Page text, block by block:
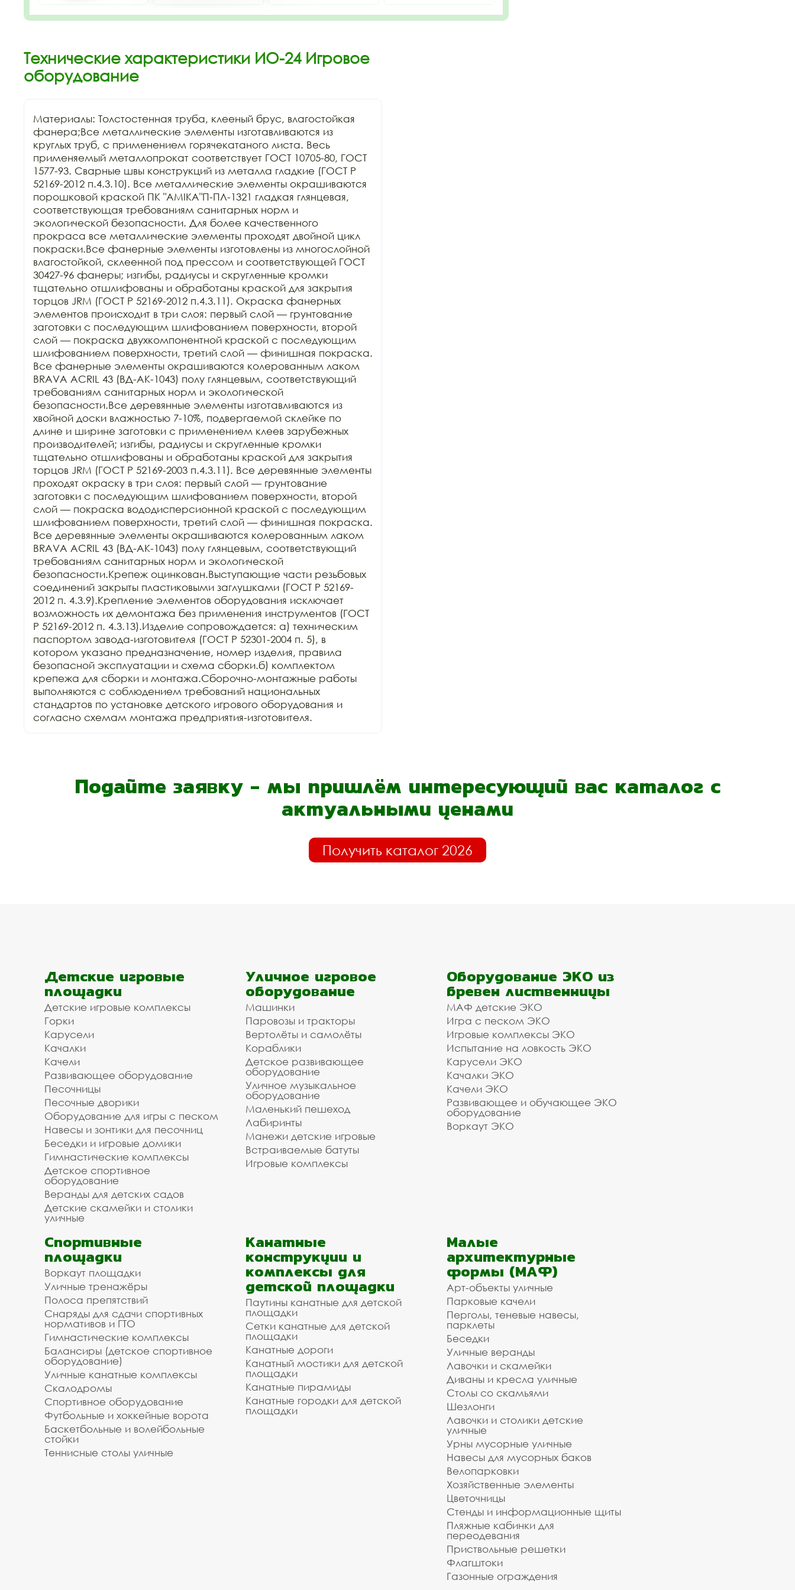
Технические характеристики ИО-24 Игровое
оборудование
Материалы: Толстостенная труба, клееный брус, влагостойкая
фанера;Все металлические элементы изготавливаются из
круглых труб, с применением горячекатаного листа. Весь
применяемый металлопрокат соответствует ГОСТ 10705-80, ГОСТ
1577-93. Сварные швы конструкций из металла гладкие (ГОСТ Р
52169-2012 п.4.3.10). Все металлические элементы окрашиваются
порошковой краской ПК "АМIKA"П-ПЛ-1321 гладкая глянцевая,
соответствующая требованиям санитарных норм и
экологической безопасности. Для более качественного
прокраса все металлические элементы проходят двойной цикл
покраски.Все фанерные элементы изготовлены из многослойной
влагостойкой, склеенной под прессом и соответствующей ГОСТ
30427-96 фанеры; изгибы, радиусы и скругленные кромки
тщательно отшлифованы и обработаны краской для закрытия
торцов JRM (ГОСТ Р 52169-2012 п.4.3.11). Окраска фанерных
элементов происходит в три слоя: первый слой — грунтование
заготовки с последующим шлифованием поверхности, второй
слой — покраска двухкомпонентной краской с последующим
шлифованием поверхности, третий слой — финишная покраска.
Все фанерные элементы окрашиваются колерованным лаком
BRAVA ACRIL 43 (ВД-АК-1043) полу глянцевым, соответствующий
требованиям санитарных норм и экологической
безопасности.Все деревянные элементы изготавливаются из
хвойной доски влажностью 7-10%, подвергаемой склейке по
длине и ширине заготовки с применением клеев зарубежных
производителей; изгибы, радиусы и скругленные кромки
тщательно отшлифованы и обработаны краской для закрытия
торцов JRM (ГОСТ Р 52169-2003 п.4.3.11). Все деревянные элементы
проходят окраску в три слоя: первый слой — грунтование
заготовки с последующим шлифованием поверхности, второй
слой — покраска вододисперсионной краской с последующим
шлифованием поверхности, третий слой — финишная покраска.
Все деревянные элементы окрашиваются колерованным лаком
BRAVA ACRIL 43 (ВД-АК-1043) полу глянцевым, соответствующий
требованиям санитарных норм и экологической
безопасности.Крепеж оцинкован.Выступающие части резьбовых
соединений закрыты пластиковыми заглушками (ГОСТ Р 52169-
2012 п. 4.3.9).Крепление элементов оборудования исключает
возможность их демонтажа без применения инструментов (ГОСТ
Р 52169-2012 п. 4.3.13).Изделие сопровождается: а) техническим
паспортом завода-изготовителя (ГОСТ Р 52301-2004 п. 5), в
котором указано предназначение, номер изделия, правила
безопасной эксплуатации и схема сборки.б) комплектом
крепежа для сборки и монтажа.Сборочно-монтажные работы
выполняются с соблюдением требований национальных
стандартов по установке детского игрового оборудования и
согласно схемам монтажа предприятия-изготовителя.
Подайте заявку - мы пришлём интересующий вас каталог с
актуальными ценами
Получить каталог 2026
Детские игровые
площадки
Детские игровые комплексы
Горки
Карусели
Качалки
Качели
Развивающее оборудование
Песочницы
Песочные дворики
Оборудование для игры с песком
Навесы и зонтики для песочниц
Беседки и игровые домики
Гимнастические комплексы
Детское спортивное
оборудование
Веранды для детских садов
Детские скамейки и столики
уличные
Уличное игровое
оборудование
Машинки
Паровозы и тракторы
Вертолёты и самолёты
Кораблики
Детское развивающее
оборудование
Уличное музыкальное
оборудование
Маленький пешеход
Лабиринты
Манежи детские игровые
Встраиваемые батуты
Игровые комплексы
Оборудование ЭКО из
бревен лиственницы
МАФ детские ЭКО
Игра с песком ЭКО
Игровые комплексы ЭКО
Испытание на ловкость ЭКО
Карусели ЭКО
Качалки ЭКО
Качели ЭКО
Развивающее и обучающее ЭКО
оборудование
Воркаут ЭКО
Спортивные
площадки
Воркаут площадки
Уличные тренажёры
Полоса препятствий
Снаряды для сдачи спортивных
нормативов и ГТО
Гимнастические комплексы
Балансиры (детское спортивное
оборудование)
Уличные канатные комплексы
Скалодромы
Спортивное оборудование
Футбольные и хоккейные ворота
Баскетбольные и волейбольные
стойки
Теннисные столы уличные
Канатные
конструкции и
комплексы для
детской площадки
Паутины канатные для детской
площадки
Сетки канатные для детской
площадки
Канатные дороги
Канатный мостики для детской
площадки
Канатные пирамиды
Канатные городки для детской
площадки
Малые
архитектурные
формы (МАФ)
Арт-объекты уличные
Парковые качели
Перголы, теневые навесы,
парклеты
Беседки
Уличные веранды
Лавочки и скамейки
Диваны и кресла уличные
Столы со скамьями
Шезлонги
Лавочки и столики детские
уличные
Урны мусорные уличные
Навесы для мусорных баков
Велопарковки
Хозяйственные элементы
Цветочницы
Стенды и информационные щиты
Пляжные кабинки для
переодевания
Приствольные решетки
Флагштоки
Газонные ограждения